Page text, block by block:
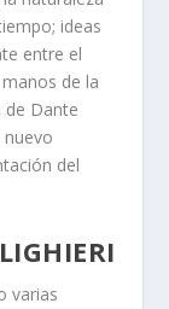
ideas
entre el
de la
de Dante
del
varias